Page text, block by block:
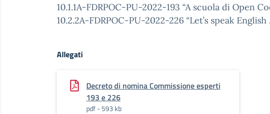
10.1.1A-FDRPOC-PU-2022-193 “A scuola di Open
10.2.2A-FDRPOC-PU-2022-226 “Let’s speak
Allegati
Decreto di nomina Commissione esperti
193 e 226
pdf - 593 kb